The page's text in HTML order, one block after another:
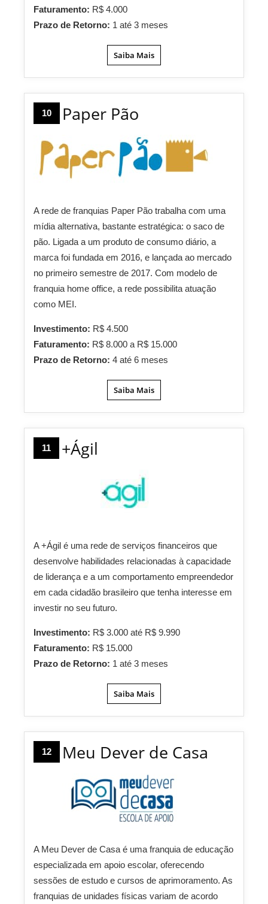
Faturamento: R$ 4.000
Prazo de Retorno: 1 até 3 meses
Saiba Mais
10 Paper Pão
A rede de franquias Paper Pão trabalha com uma
mídia alternativa, bastante estratégica: o saco de
pão. Ligada a um produto de consumo diário, a
marca foi fundada em 2016, e lançada ao mercado
no primeiro semestre de 2017. Com modelo de
franquia home office, a rede possibilita atuação
como MEI.
Investimento: R$ 4.500
Faturamento: R$ 8.000 a R$ 15.000
Prazo de Retorno: 4 até 6 meses
Saiba Mais
11 +Ágil
A +Ágil é uma rede de serviços financeiros que
desenvolve habilidades relacionadas à capacidade
de liderança e a um comportamento empreendedor
em cada cidadão brasileiro que tenha interesse em
investir no seu futuro.
Investimento: R$ 3.000 até R$ 9.990
Faturamento: R$ 15.000
Prazo de Retorno: 1 até 3 meses
Saiba Mais
12 Meu Dever de Casa
A Meu Dever de Casa é uma franquia de educação
especializada em apoio escolar, oferecendo
sessões de estudo e cursos de aprimoramento. As
franquias de unidades físicas variam de acordo